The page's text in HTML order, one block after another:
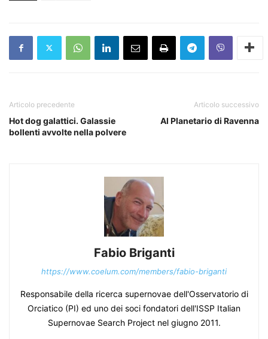
Articolo precedente
Hot dog galattici. Galassie
bollenti avvolte nella polvere
Articolo successivo
Al Planetario di Ravenna
Fabio Briganti
https://www.coelum.com/members/fabio-briganti
Responsabile della ricerca supernovae dell'Osservatorio di
Orciatico (PI) ed uno dei soci fondatori dell'ISSP Italian
Supernovae Search Project nel giugno 2011.